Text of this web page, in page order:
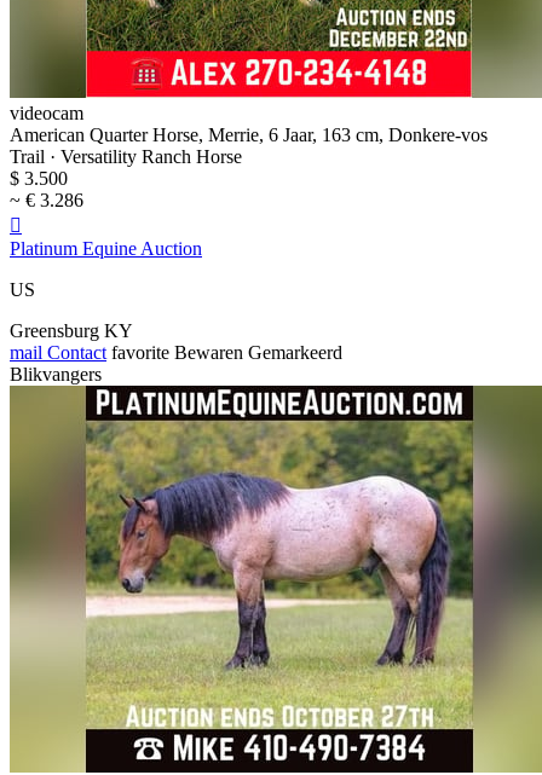
videocam
American Quarter Horse, Merrie, 6 Jaar, 163 cm, Donkere-vos
Trail · Versatility Ranch Horse
$ 3.500
~ € 3.286

Platinum Equine Auction
US
Greensburg KY
mail Contact favorite Bewaren Gemarkeerd
Blikvangers